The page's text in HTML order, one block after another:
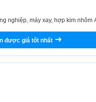
nghiệp, máy xay, hợp kim nhôm
được giá tốt nhất